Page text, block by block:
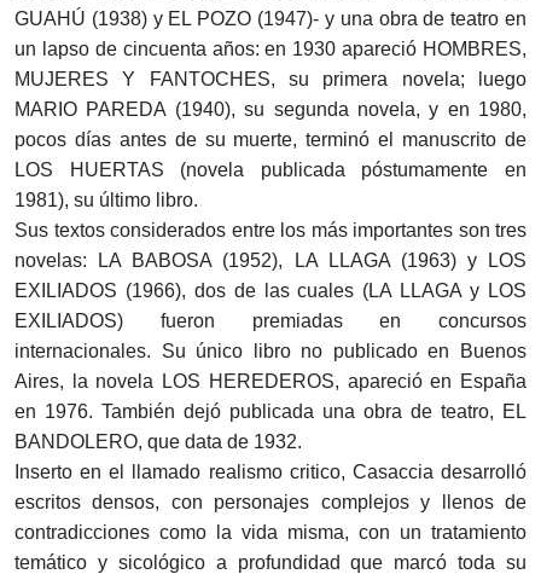
GUAHÚ (1938) y EL POZO (1947)- y una obra de teatro en
un lapso de cincuenta años: en 1930 apareció HOMBRES,
MUJERES Y FANTOCHES, su primera novela; luego
MARIO PAREDA (1940), su segunda novela, y en 1980,
pocos días antes de su muerte, terminó el manuscrito de
LOS HUERTAS (novela publicada póstumamente en
1981), su último libro.
Sus textos considerados entre los más importantes son tres
novelas: LA BABOSA (1952), LA LLAGA (1963) y LOS
EXILIADOS (1966), dos de las cuales (LA LLAGA y LOS
EXILIADOS) fueron premiadas en concursos
internacionales. Su único libro no publicado en Buenos
Aires, la novela LOS HEREDEROS, apareció en España
en 1976. También dejó publicada una obra de teatro, EL
BANDOLERO, que data de 1932.
Inserto en el llamado realismo critico, Casaccia desarrolló
escritos densos, con personajes complejos y llenos de
contradicciones como la vida misma, con un tratamiento
temático y sicológico a profundidad que marcó toda su